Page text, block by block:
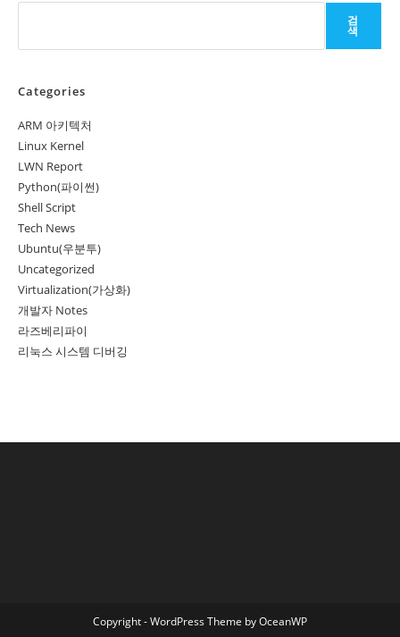
검
색
Categories
ARM 아키텍처
Linux Kernel
LWN Report
Python(파이썬)
Shell Script
Tech News
Ubuntu(우분투)
Uncategorized
Virtualization(가상화)
개발자 Notes
라즈베리파이
리눅스 시스템 디버깅
Copyright - WordPress Theme by OceanWP